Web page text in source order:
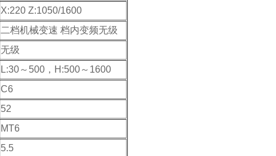
X:220 Z:1050/1600
二档机械变速 档内变频无级
无级
L:30～500，H:500～1600
C6
52
MT6
5.5